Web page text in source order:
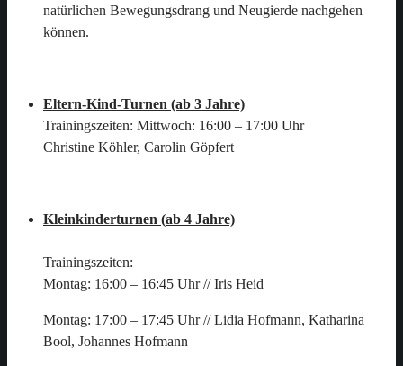
natürlichen Bewegungsdrang und Neugierde nachgehen
können.
Eltern-Kind-Turnen (ab 3 Jahre)
Trainingszeiten: Mittwoch: 16:00 – 17:00 Uhr
Christine Köhler, Carolin Göpfert
Kleinkinderturnen (ab 4 Jahre)
Trainingszeiten:
Montag: 16:00 – 16:45 Uhr // Iris Heid
Montag: 17:00 – 17:45 Uhr // Lidia Hofmann, Katharina
Bool, Johannes Hofmann